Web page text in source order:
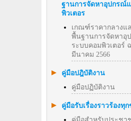
ฐานการจัดหาอุปกรณ์
พิวเตอร
เกณฑ์ราคากลาง
พื้นฐานการจัดหาอุ
ระบบคอมพิวเตอร์
มีนาคม 2566
คู่มือปฎิบัติงาน
คู่มือปฏิบัติงาน
คู่มือรับเรื่องราวร้องทุก